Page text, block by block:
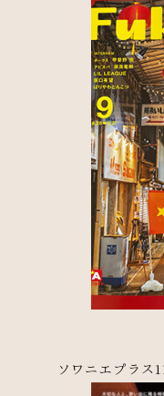
ソワニエプラス